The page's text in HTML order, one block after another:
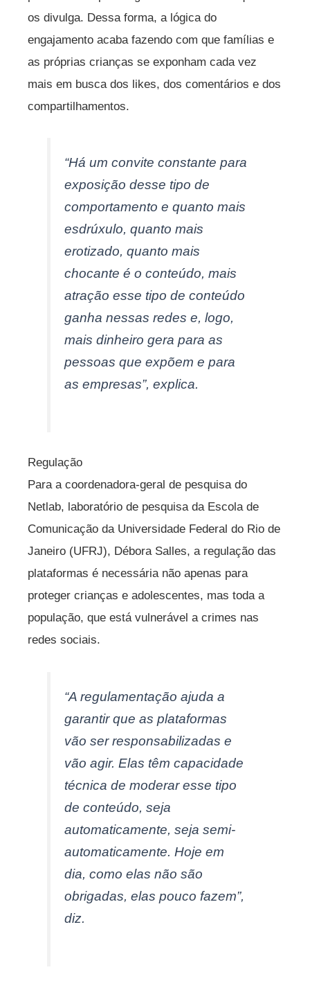
os divulga. Dessa forma, a lógica do
engajamento acaba fazendo com que famílias e
as próprias crianças se exponham cada vez
mais em busca dos likes, dos comentários e dos
compartilhamentos.
“Há um convite constante para
exposição desse tipo de
comportamento e quanto mais
esdrúxulo, quanto mais
erotizado, quanto mais
chocante é o conteúdo, mais
atração esse tipo de conteúdo
ganha nessas redes e, logo,
mais dinheiro gera para as
pessoas que expõem e para
as empresas”, explica.
Regulação
Para a coordenadora-geral de pesquisa do
Netlab, laboratório de pesquisa da Escola de
Comunicação da Universidade Federal do Rio de
Janeiro (UFRJ), Débora Salles, a regulação das
plataformas é necessária não apenas para
proteger crianças e adolescentes, mas toda a
população, que está vulnerável a crimes nas
redes sociais.
“A regulamentação ajuda a
garantir que as plataformas
vão ser responsabilizadas e
vão agir. Elas têm capacidade
técnica de moderar esse tipo
de conteúdo, seja
automaticamente, seja semi-
automaticamente. Hoje em
dia, como elas não são
obrigadas, elas pouco fazem”,
diz.